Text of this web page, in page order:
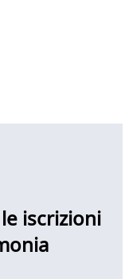
iscrizioni